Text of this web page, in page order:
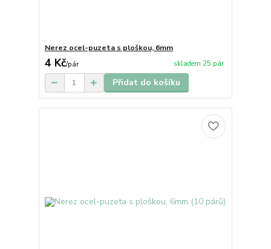
Nerez ocel-puzeta s ploškou, 6mm
4 Kč/pár skladem 25 pár
Přidat do košíku